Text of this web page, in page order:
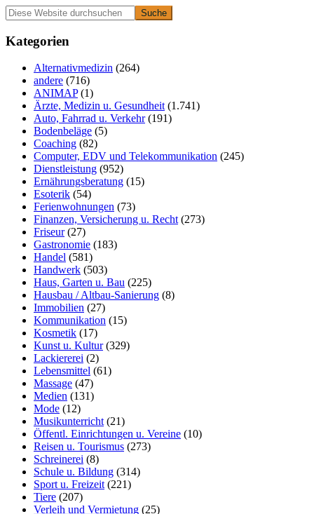
Primäre
Seitenleiste
Diese
Website
durchsuchen
Kategorien
Alternativmedizin (264)
andere (716)
ANIMAP(1)
Ärzte, Medizin u. Gesundheit (1.741)
Auto, Fahrrad u. Verkehr(191)
Bodenbeläge (5)
Coaching (82)
Computer, EDV und Telekommunikation (245)
Dienstleistung (952)
Ernährungsberatung (15)
Esoterik (54)
Ferienwohnungen (73)
Finanzen, Versicherung u. Recht (273)
Friseur(27)
Gastronomie (183)
Handel (581)
Handwerk (503)
Haus, Garten u. Bau (225)
Hausbau / Altbau-Sanierung (8)
Immobilien (27)
Kommunikation (15)
Kosmetik (17)
Kunst u. Kultur(329)
Lackiererei (2)
Lebensmittel (61)
Massage (47)
Medien (131)
Mode (12)
Musikunterricht (21)
Öffentl. Einrichtungen u. Vereine (10)
Reisen u. Tourismus (273)
Schreinerei (8)
Schule u. Bildung (314)
Sport u. Freizeit (221)
Tiere (207)
Verleih und Vermietung (25)